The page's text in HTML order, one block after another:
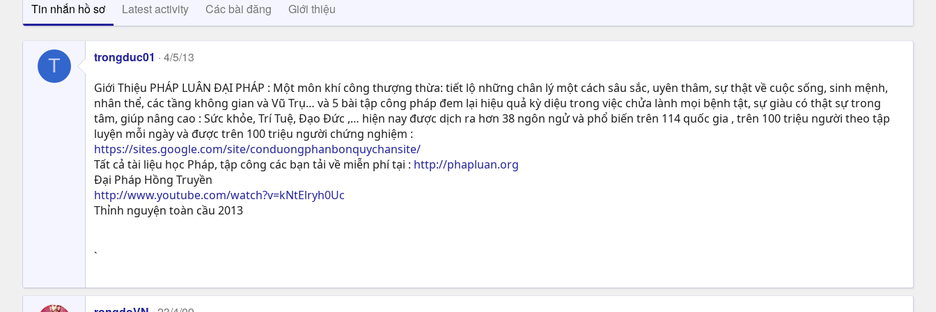
Tin nhắn hồ sơ Latest activity Các bài đăng Giới thiệu
T trongduc01 4/5/13
Giới Thiệu PHÁP LUÂN ĐẠI PHÁP : Một môn khí công thượng thừa: tiết lộ những chân lý một cách sâu sắc, uyên thâm, sự thật về cuộc sống, sinh mệnh,
nhân thể, các tầng không gian và Vũ Trụ… và 5 bài tập công pháp đem lại hiệu quả kỳ diệu trong việc chửa lành mọi bệnh tật, sự giàu có thật sự trong
tâm, giúp nâng cao : Sức khỏe, Trí Tuệ, Ðạo Ðức ,… hiện nay được dịch ra hơn 38 ngôn ngử và phổ biến trên 114 quốc gia , trên 100 triệu người theo tập
luyện mỗi ngày và được trên 100 triệu người chứng nghiệm :
https://sites.google.com/site/conduongphanbonquychansite/
Tất cả tài liệu học Pháp, tập công các bạn tải về miễn phí tại : http://phapluan.org
Đại Pháp Hồng Truyền
http://www.youtube.com/watch?v=kNtElryh0Uc
Thỉnh nguyện toàn cầu 2013
`